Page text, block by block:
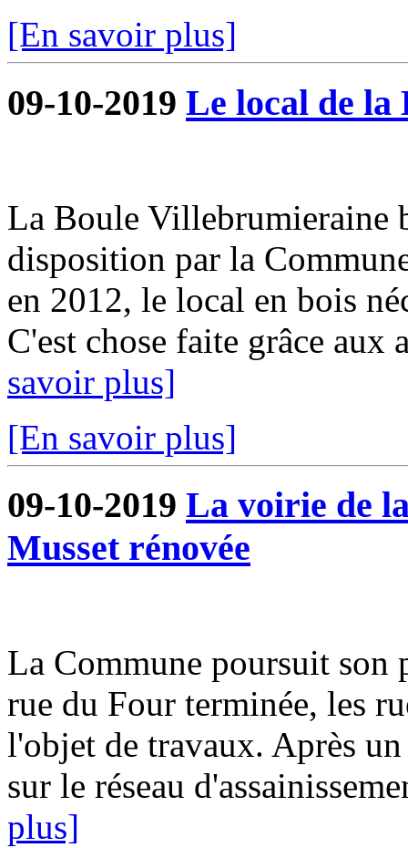
[En savoir plus]
09-10-2019 Le local de
La Boule Villebrumieraine
disposition par la
en 2012, le local en bois
C'est chose faite grâce aux
savoir plus]
[En savoir plus]
09-10-2019 La voirie de
Musset rénovée
La Commune poursuit
rue du Four terminée, les
l'objet de travaux. Après un
sur le réseau
plus]